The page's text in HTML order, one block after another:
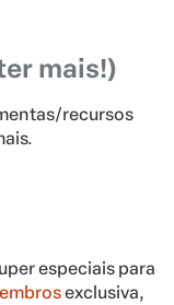
mais!)
recursos
especiais para
exclusiva,